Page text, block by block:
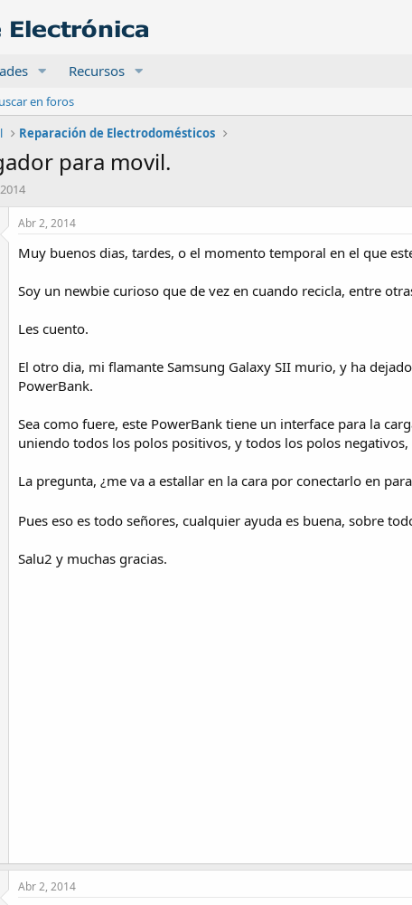
Recursos
en foros
Reparación de Electrodomésticos
para movil.
Abr 2, 2014
Muy buenos dias, tardes, o el momento temporal en el que
Soy un newbie curioso que de vez en cuando recicla, entre
Les cuento.
El otro dia, mi flamante Samsung Galaxy SII murio, y ha
PowerBank.
Sea como fuere, este PowerBank tiene un interface para la
uniendo todos los polos positivos, y todos los polos
La pregunta, ¿me va a estallar en la cara por conectarlo en
Pues eso es todo señores, cualquier ayuda es buena, sobre
Salu2 y muchas gracias.
Abr 2, 2014